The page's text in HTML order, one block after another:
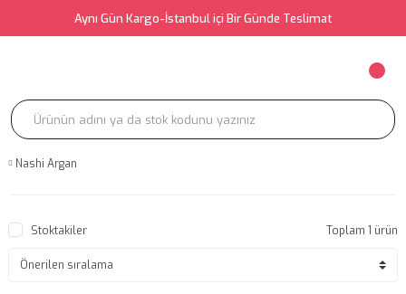
Aynı Gün Kargo-İstanbul içi Bir Günde Teslimat
Nashi Argan
Stoktakiler Toplam 1 ürün